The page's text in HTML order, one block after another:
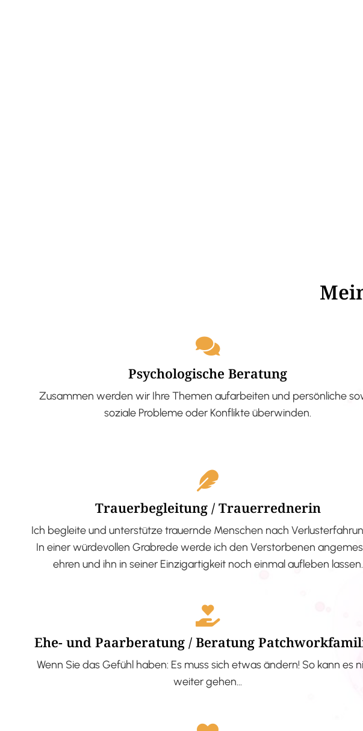
Psychologische Beratung
Zusammen werden wir Ihre Themen aufarbeiten und persönliche
soziale Probleme oder Konflikte überwinden.
Trauerbegleitung / Trauerrednerin
Ich begleite und unterstütze trauernde Menschen nach
In einer würdevollen Grabrede werde ich den Verstorbenen
ehren und ihn in seiner Einzigartigkeit noch einmal aufleben lassen.
Ehe- und Paarberatung / Beratung
Wenn Sie das Gefühl haben: Es muss sich etwas ändern! So kann es
weiter gehen…